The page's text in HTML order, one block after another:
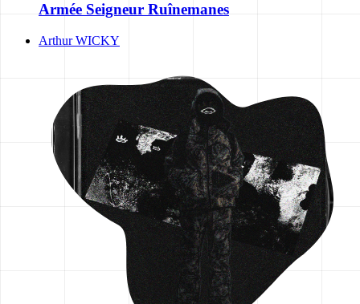
Armée Seigneur Ruînemanes
Arthur WICKY